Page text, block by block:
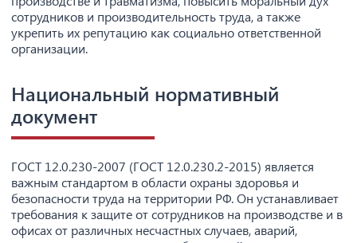
сотрудников и производительность труда, а также
укрепить их репутацию как социально ответственной
организации.
Национальный нормативный
документ
ГОСТ 12.0.230-2007 (ГОСТ 12.0.230.2-2015) является
важным стандартом в области охраны здоровья и
безопасности труда на территории РФ. Он устанавливает
требования к защите от сотрудников на производстве и в
офисах от различных несчастных случаев, аварий,